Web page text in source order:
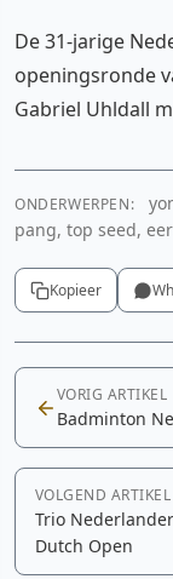
De 31-jarige
openingsronde
Gabriel Uhldall
ONDERWERPEN:
pang, top seed,
Kopieer
VORIG ARTIKEL
Badminton
VOLGEND ARTIKEL
Trio
Dutch Open